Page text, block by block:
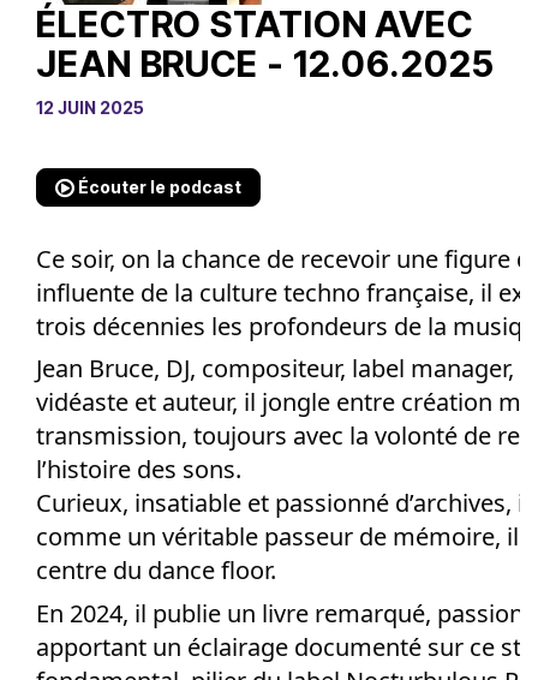
ÉLECTRO STATION AVEC
JEAN BRUCE - 12.06.2025
12 JUIN 2025
Écouter le podcast
Ce soir, on la chance de recevoir une figure
influente de la culture techno française, il
trois décennies les profondeurs de la
Jean Bruce, DJ, compositeur, label manager,
vidéaste et auteur, il jongle entre création
transmission, toujours avec la volonté de
l’histoire des sons.
Curieux, insatiable et passionné d’archives, il
comme un véritable passeur de mémoire, il
centre du dance floor.
En 2024, il publie un livre remarqué,
apportant un éclairage documenté sur ce